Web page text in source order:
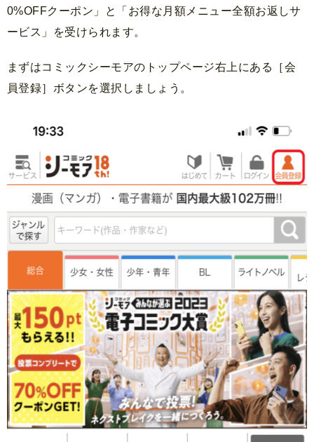
0%OFFクーポン」と「お得な月額メニュー全額お返しサ
ービス」を受けられます。
まずはコミックシーモアのトップページ右上にある［会
員登録］ボタンを選択しましょう。